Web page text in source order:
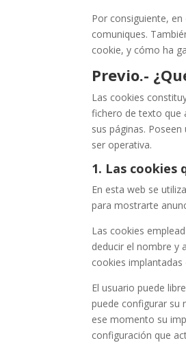
Por consiguiente,
comuniques.
cookie, y cómo ha
Previo.-
Las cookies
fichero de texto que
sus páginas.
ser operativa.
1. Las cookies
En esta web se
para mostrarte
Las cookies
deducir el nombre y
cookies
El usuario puede
puede configurar su
ese momento su
configuración que